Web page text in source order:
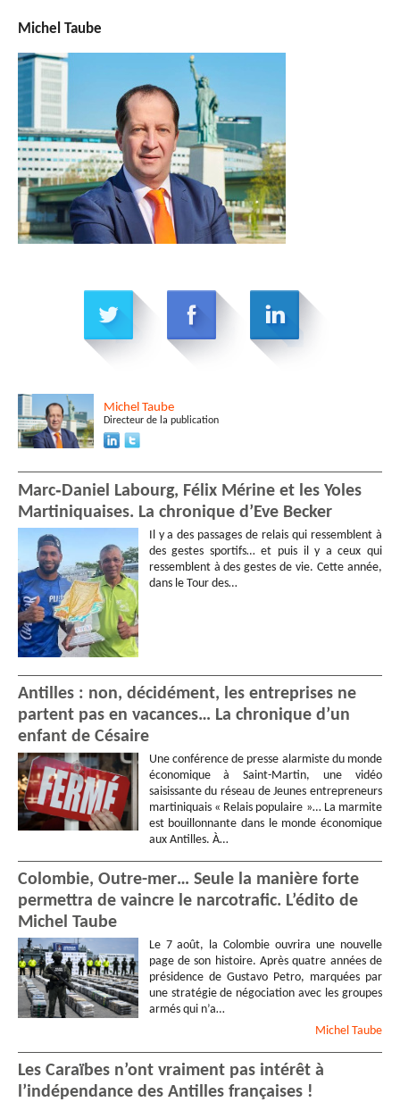
Michel Taube
Michel Taube
Directeur de la publication
Marc‑Daniel Labourg, Félix Mérine et les Yoles
Martiniquaises. La chronique d’Eve Becker
Il y a des passages de relais qui ressemblent à
des gestes sportifs… et puis il y a ceux qui
ressemblent à des gestes de vie. Cette année,
dans le Tour des…
Antilles : non, décidément, les entreprises ne
partent pas en vacances… La chronique d’un
enfant de Césaire
Une conférence de presse alarmiste du monde
économique à Saint-Martin, une vidéo
saisissante du réseau de Jeunes entrepreneurs
martiniquais « Relais populaire »… La marmite
est bouillonnante dans le monde économique
aux Antilles. À…
Colombie, Outre-mer… Seule la manière forte
permettra de vaincre le narcotrafic. L’édito de
Michel Taube
Le 7 août, la Colombie ouvrira une nouvelle
page de son histoire. Après quatre années de
présidence de Gustavo Petro, marquées par
une stratégie de négociation avec les groupes
armés qui n’a…
Michel Taube
Les Caraïbes n’ont vraiment pas intérêt à
l’indépendance des Antilles françaises !